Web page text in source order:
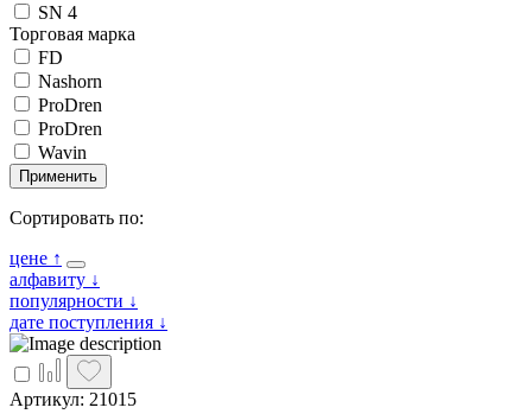
SN 4
Торговая марка
FD
Nashorn
ProDren
ProDren
Wavin
Применить
Сортировать по:
цене ↑
алфавиту ↓
популярности ↓
дате поступления ↓
Артикул: 21015